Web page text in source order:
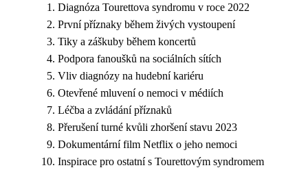
Diagnóza Tourettova syndromu v roce 2022
První příznaky během živých vystoupení
Tiky a záškuby během koncertů
Podpora fanoušků na sociálních sítích
Vliv diagnózy na hudební kariéru
Otevřené mluvení o nemoci v médiích
Léčba a zvládání příznaků
Přerušení turné kvůli zhoršení stavu 2023
Dokumentární film Netflix o jeho nemoci
Inspirace pro ostatní s Tourettovým syndromem